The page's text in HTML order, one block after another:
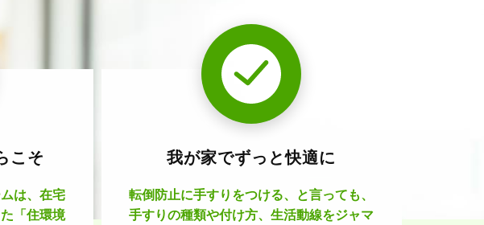
こそ
は、在宅
「住環境
我が家でずっと快適に
転倒防止に手すりをつける、と言っても、
手すりの種類や付け方、生活動線をジャマ